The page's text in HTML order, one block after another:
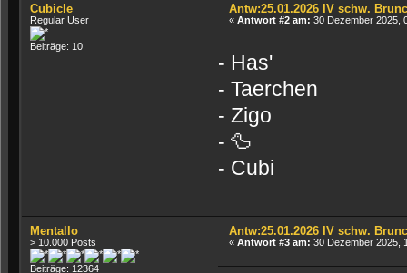
Cubicle
Regular User
Beiträge: 10
Antw:25.01.2026 IV schw.
«Antwort #2 am: 30 Dezember 2025,
- Has'
- Taerchen
- Zigo
- 🦆
- Cubi
Mentallo
> 10.000 Posts
Beiträge: 12364
Antw:25.01.2026 IV schw.
«Antwort #3 am: 30 Dezember 2025,